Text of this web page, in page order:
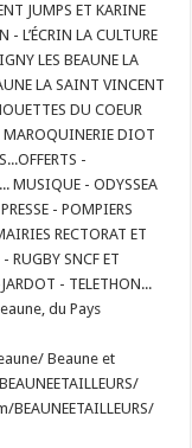
JUMPS ET KARINE
L’ÉCRIN LA CULTURE
LES BEAUNE LA
LA SAINT VINCENT
DU COEUR
MAROQUINERIE DIOT
-
MUSIQUE - ODYSSEA
- POMPIERS
RECTORAT ET
RUGBY SNCF ET
- TELETHON...
du Pays
Beaune et